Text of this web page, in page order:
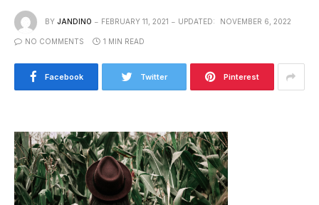
BY JANDINO FEBRUARY 11, 2021 UPDATED: NOVEMBER 6, 2022
NO COMMENTS 1 MIN READ
Facebook Twitter Pinterest